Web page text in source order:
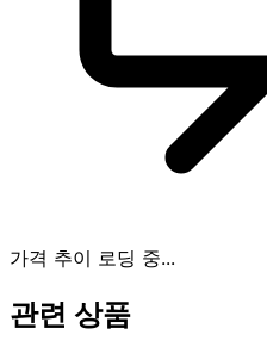
가격 추이 로딩 중...
관련 상품